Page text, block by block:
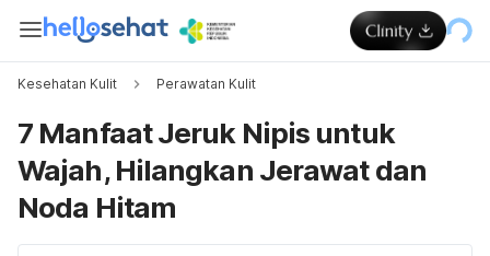
Kesehatan Kulit Perawatan Kulit
7 Manfaat Jeruk Nipis untuk
Wajah, Hilangkan Jerawat dan
Noda Hitam